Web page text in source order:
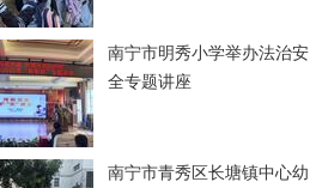
南宁市明秀小学举办法治安
全专题讲座
南宁市青秀区长塘镇中心幼